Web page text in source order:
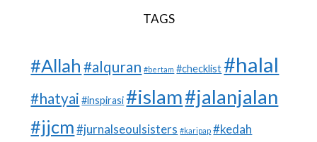
TAGS
#Allah #alquran #bertam #checklist #halal
#hatyai #inspirasi #islam#jalanjalan
#jjcm #jurnalseoulsisters #karipap #kedah